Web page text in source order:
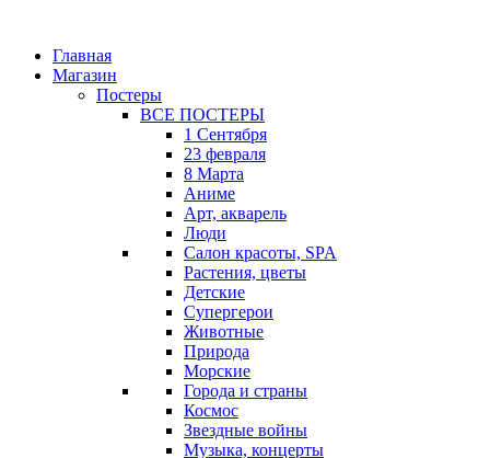
Главная
Магазин
Постеры
ВСЕ ПОСТЕРЫ
1 Сентября
23 февраля
8 Марта
Аниме
Арт, акварель
Люди
Салон красоты, SPA
Растения, цветы
Детские
Супергерои
Животные
Природа
Морские
Города и страны
Космос
Звездные войны
Музыка, концерты